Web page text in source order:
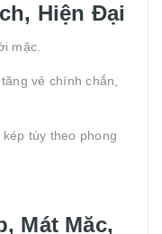
Hiện Đại
mặc.
vẻ chính chắn,
tùy theo phong
Mát Mặc,